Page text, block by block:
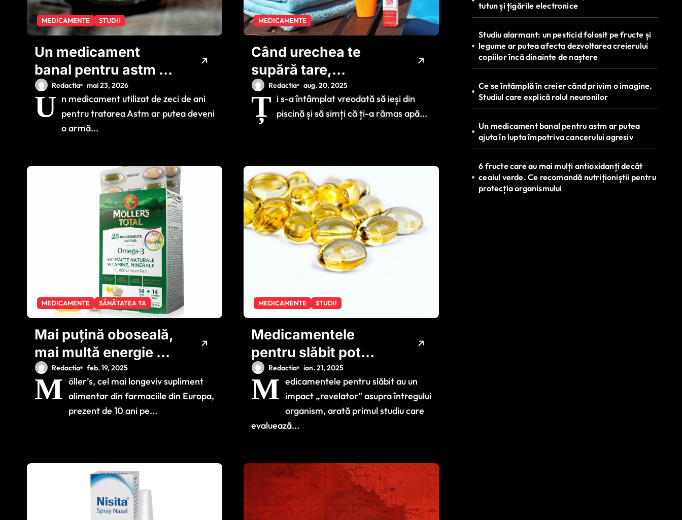
MEDICAMENTE STUDII
Un medicament
banal pentru astm ar
putea ajuta în lupta
împotriva cancerului
agresiv
Redactia mai 23, 2026
U n medicament utilizat de zeci de ani
pentru tratarea Astm ar putea deveni
o armă...
MEDICAMENTE
Când urechea te
supără tare,
Dezotis® aduce
alinare!
Redactia aug. 20, 2025
Ț i s-a întâmplat vreodată să ieși din
piscină și să simți că ți-a rămas apă...
MEDICAMENTE SĂNĂTATEA TA
Mai puțină oboseală,
mai multă energie și
sănătate cu
MÖLLER’S TOTAL!
Redactia feb. 19, 2025
M öller’s, cel mai longeviv supliment
alimentar din farmaciile din Europa,
prezent de 10 ani pe...
MEDICAMENTE STUDII
Medicamentele
pentru slăbit pot
îmbunătăți
sănătatea generală
Redactia ian. 21, 2025
M edicamentele pentru slăbit au un
impact „revelator” asupra întregului
organism, arată primul studiu care
evaluează...
tutun și țigările electronice
Studiu alarmant: un pesticid folosit pe fructe și
legume ar putea afecta dezvoltarea creierului
copiilor încă dinainte de naștere
Ce se întâmplă în creier când privim o imagine.
Studiul care explică rolul neuronilor
Un medicament banal pentru astm ar putea
ajuta în lupta împotriva cancerului agresiv
6 fructe care au mai mulți antioxidanți decât
ceaiul verde. Ce recomandă nutriționiștii pentru
protecția organismului